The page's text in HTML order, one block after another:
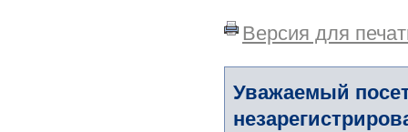
Версия для
Уважаемый